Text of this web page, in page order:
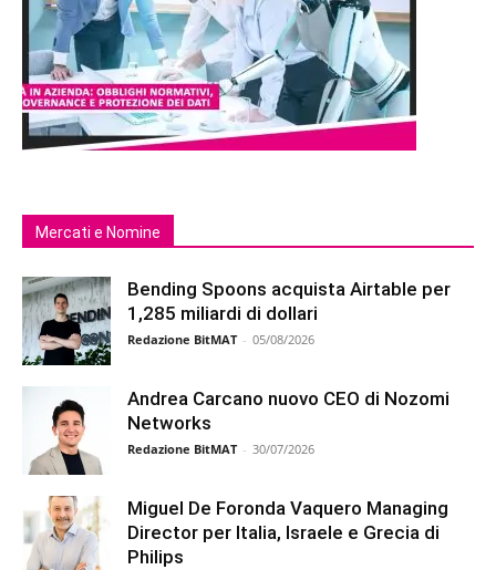
Mercati e Nomine
Bending Spoons acquista Airtable per
1,285 miliardi di dollari
Redazione BitMAT - 05/08/2026
Andrea Carcano nuovo CEO di Nozomi
Networks
Redazione BitMAT - 30/07/2026
Miguel De Foronda Vaquero Managing
Director per Italia, Israele e Grecia di
Philips